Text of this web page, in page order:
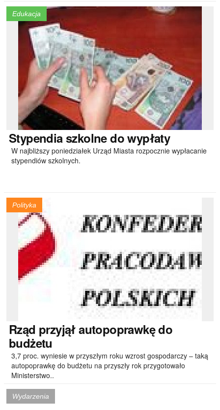
Edukacja
Stypendiaszkolne do wypłaty
W najbliższy poniedziałek Urząd Miasta rozpocznie wypłacanie
stypendiów szkolnych.
Polityka
Rząd przyjął autopoprawkę do
budżetu
3,7 proc. wyniesie w przyszłym roku wzrost gospodarczy – taką
autopoprawkę do budżetu na przyszły rok przygotowało
Ministerstwo..
Wydarzenia